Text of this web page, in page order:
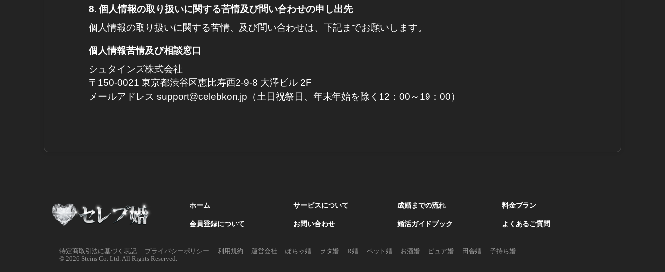
8. 個人情報の取り扱いに関する苦情及び問い合わせの申し出先
個人情報の取り扱いに関する苦情、及び問い合わせは、下記までお願いします。
個人情報苦情及び相談窓口
シュタインズ株式会社
〒150-0021 東京都渋谷区恵比寿西2-9-8 大澤ビル 2F
メールアドレス support@celebkon.jp（土日祝祭日、年末年始を除く12：00～19：00）
ホーム サービスについて 成婚までの流れ 料金プラン
会員登録について お問い合わせ 婚活ガイドブック よくあるご質問
特定商取引法に基づく表記 プライバシーポリシー 利用規約 運営会社 ぽちゃ婚 ヲタ婚 R婚 ペット婚 お酒婚 ピュア婚 田舎婚
子持ち婚
© 2026 Steins Co. Ltd. All Rights Reserved.